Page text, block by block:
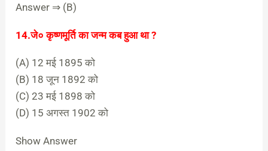
Answer ⇒ (B)
14.जे० कृष्णमूर्ति का जन्म कब हुआ था ?
(A) 12 मई 1895 को
(B) 18 जून 1892 को
(C) 23 मई 1898 को
(D) 15 अगस्त 1902 को
Show Answer